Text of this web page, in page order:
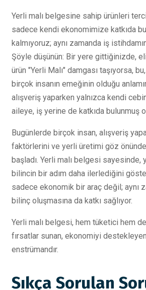
Yerli malı belgesine sahip ürünleri
sadece kendi ekonomimize katkıda
kalmıyoruz; aynı zamanda iş
Şöyle düşünün: Bir yere gittiğinizde,
ürün "Yerli Malı" damgası taşıyorsa,
birçok insanın emeğinin olduğu
alışveriş yaparken yalnızca kendi
aileye, iş yerine de katkıda bulunmuş
Bugünlerde birçok insan, alışveriş
faktörlerini ve yerli üretimi göz
başladı. Yerli malı belgesi sayesinde,
bilincin bir adım daha ilerlediğini
sadece ekonomik bir araç değil; aynı
bilinç oluşmasına da katkı sağlıyor.
Yerli malı belgesi, hem tüketici hem
fırsatlar sunan, ekonomiyi
enstrümandır.
Sıkça Sorulan